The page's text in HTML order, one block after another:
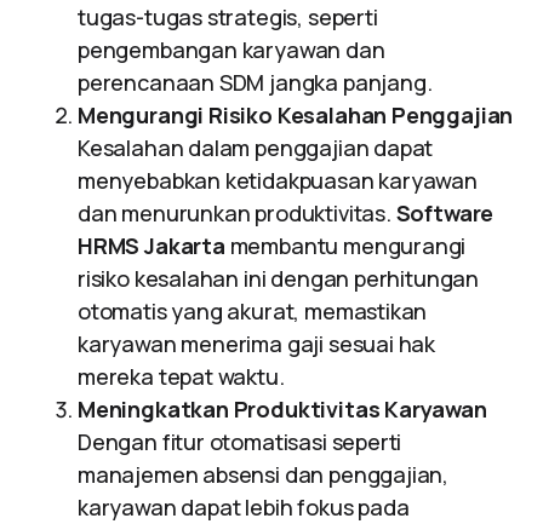
tugas-tugas strategis, seperti
pengembangan karyawan dan
perencanaan SDM jangka panjang.
Mengurangi Risiko Kesalahan Penggajian
Kesalahan dalam penggajian dapat
menyebabkan ketidakpuasan karyawan
dan menurunkan produktivitas. Software
HRMS Jakarta membantu mengurangi
risiko kesalahan ini dengan perhitungan
otomatis yang akurat, memastikan
karyawan menerima gaji sesuai hak
mereka tepat waktu.
Meningkatkan Produktivitas Karyawan
Dengan fitur otomatisasi seperti
manajemen absensi dan penggajian,
karyawan dapat lebih fokus pada